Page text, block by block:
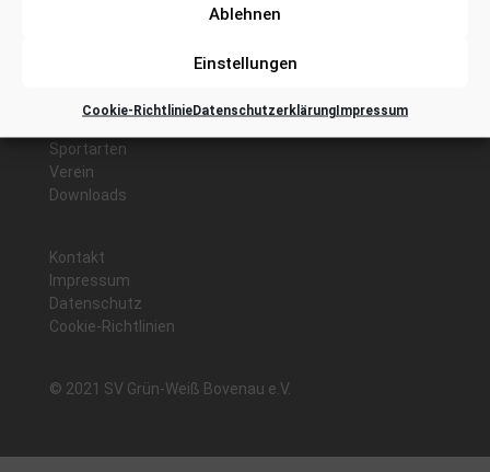
Ablehnen
Einstellungen
Cookie-RichtlinieDatenschutzerklärungImpressum
Sportarten
Verein
Downloads
Kontakt
Impressum
Datenschutz
Cookie-Richtlinien
© 2021 SV Grün-Weiß Bovenau e.V.